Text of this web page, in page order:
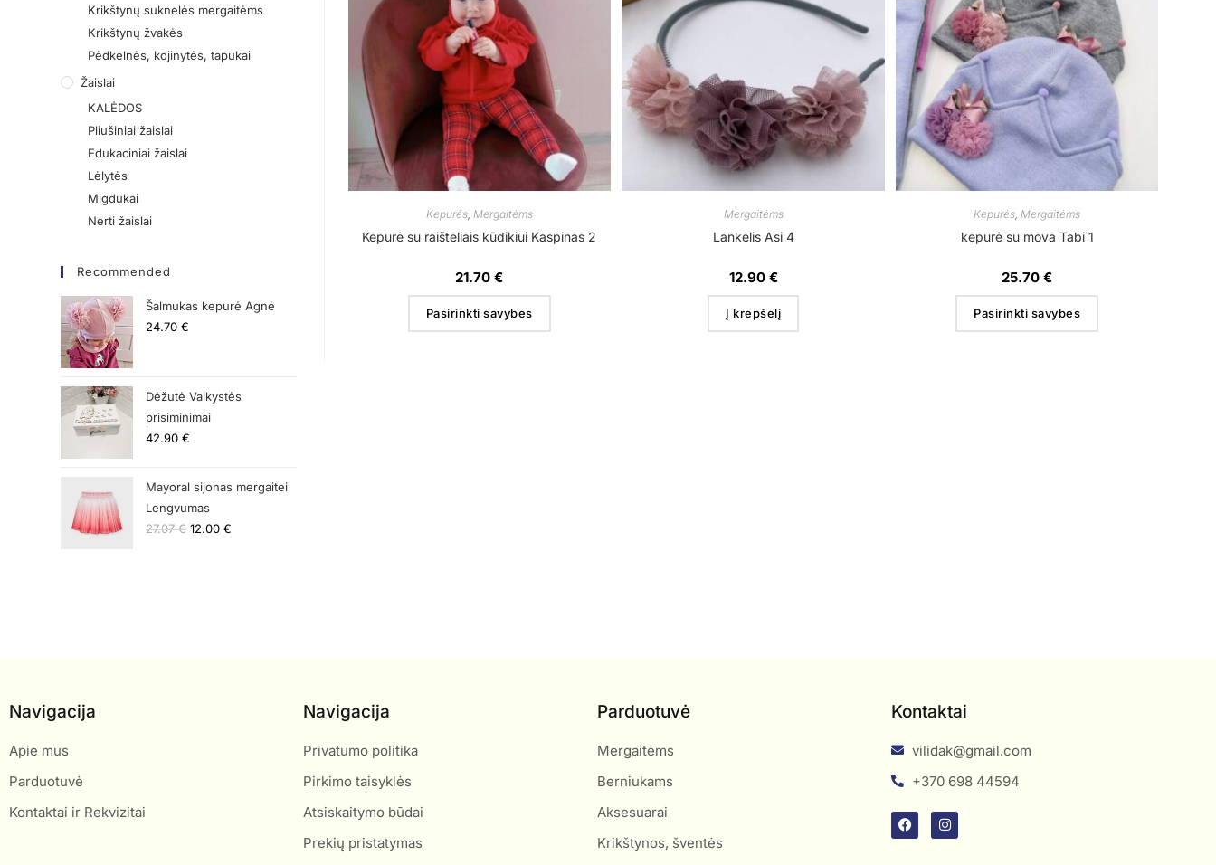
Kepurės, Mergaitėms
Kepurė su raišteliais kūdikiui Kaspinas 2
21.70€
Pasirinkti savybes
Mergaitėms
Lankelis Asi 4
12.90 €
Į krepšelį
Kepurės,Mergaitėms
kepurė su mova Tabi 1
25.70€
Pasirinkti savybes
Krikštynų suknelės mergaitėms
Krikštynų žvakės
Pėdkelnės, kojinytės, tapukai
Žaislai
KALĖDOS
Pliušiniai žaislai
Edukaciniai žaislai
Lėlytės
Migdukai
Nerti žaislai
Recommended
Šalmukas kepurė Agnė
24.70€
Dėžutė Vaikystės
prisiminimai
42.90€
Mayoral sijonas mergaitei
Lengvumas
27.07€ 12.00€
Navigacija
Apie mus
Parduotuvė
Kontaktai ir Rekvizitai
Navigacija
Privatumo politika
Pirkimo taisyklės
Atsiskaitymo būdai
Prekių pristatymas
Parduotuvė
Mergaitėms
Berniukams
Aksesuarai
Krikštynos, šventės
Kontaktai
vilidak@gmail.com
+370 698 44594